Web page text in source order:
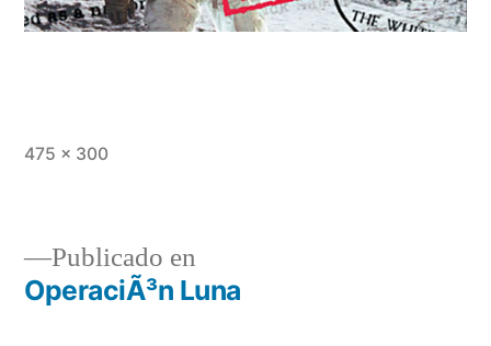
Tamaño
475 × 300
Navegación
Publicado en
OperaciÃ³n Luna